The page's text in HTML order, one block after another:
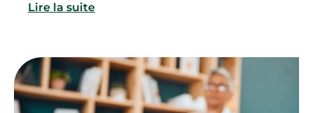
Lire la suite